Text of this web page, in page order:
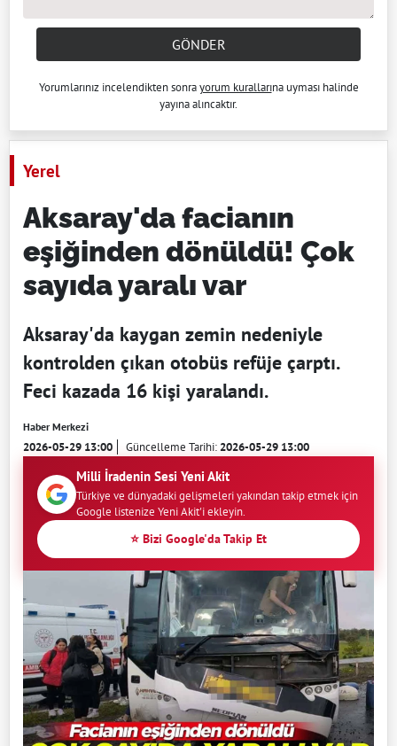
GÖNDER
Yorumlarınız incelendikten sonrayorum kurallarına uyması halinde
yayına alıncaktır.
Yerel
Aksaray'da facianın
eşiğinden dönüldü! Çok
sayıda yaralı var
Aksaray'da kaygan zemin nedeniyle
kontrolden çıkan otobüs refüje çarptı.
Feci kazada 16 kişi yaralandı.
Haber Merkezi
2026-05-29 13:00 Güncelleme Tarihi:2026-05-29 13:00
Milli İradenin Sesi Yeni Akit
Türkiye ve dünyadaki gelişmeleri yakından takip etmek için
Google listenize Yeni Akit'i ekleyin.
⭐ Bizi Google'da Takip Et